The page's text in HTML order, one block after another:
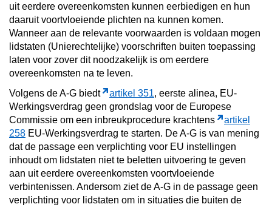
uit eerdere overeenkomsten kunnen eerbiedigen en hun
daaruit voortvloeiende plichten na kunnen komen.
Wanneer aan de relevante voorwaarden is voldaan mogen
lidstaten (Unierechtelijke) voorschriften buiten toepassing
laten voor zover dit noodzakelijk is om eerdere
overeenkomsten na te leven.
Volgens de A-G biedt
artikel 351, eerste alinea, EU-
Werkingsverdrag geen grondslag voor de Europese
Commissie om een inbreukprocedure krachtens
artikel
258 EU-Werkingsverdrag te starten. De A-G is van mening
dat de passage een verplichting voor EU instellingen
inhoudt om lidstaten niet te beletten uitvoering te geven
aan uit eerdere overeenkomsten voortvloeiende
verbintenissen. Andersom ziet de A-G in de passage geen
verplichting voor lidstaten om in situaties die buiten de